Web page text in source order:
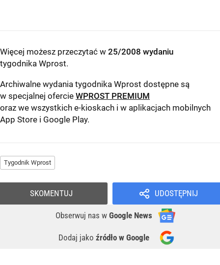
Więcej możesz przeczytać w 25/2008 wydaniu
tygodnika Wprost.
Archiwalne wydania tygodnika Wprost dostępne są
w specjalnej ofercie WPROST PREMIUM
oraz we wszystkich e-kioskach i w aplikacjach mobilnych
App Store i Google Play.
Tygodnik Wprost
UDOSTĘPNIJ
Obserwuj nas w Google News
Dodaj jako źródło w Google
SKOMENTUJ